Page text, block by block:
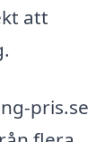
att
pris.se